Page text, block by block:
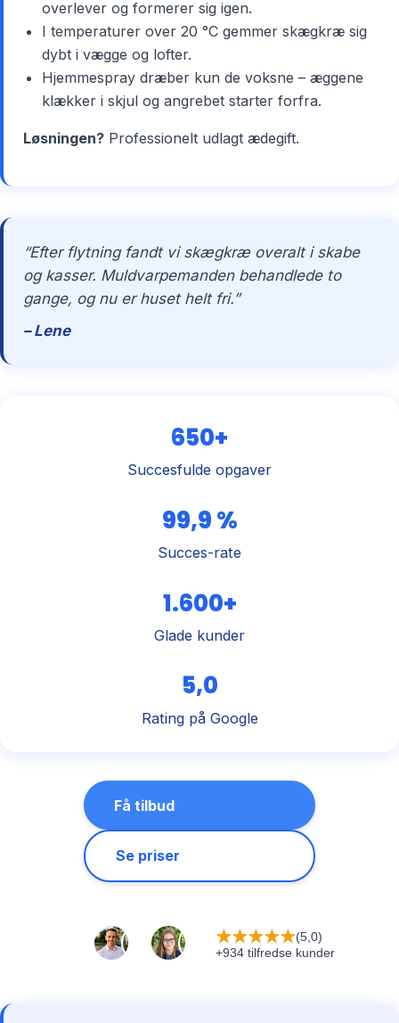
overlever og formerer sig igen.
I temperaturer over 20 °C gemmer skægkræ sig
dybt i vægge og lofter.
Hjemmespray dræber kun de voksne – æggene
klækker i skjul og angrebet starter forfra.
Løsningen? Professionelt udlagt ædegift.
“Efter flytning fandt vi skægkræ overalt i skabe
og kasser. Muldvarpemanden behandlede to
gange, og nu er huset helt fri.”
– Lene
650+
Succesfulde opgaver
99,9 %
Succes-rate
1.600+
Glade kunder
5,0
Rating på Google
Få tilbud
Se priser
★★★★★(5,0)
+934 tilfredse kunder